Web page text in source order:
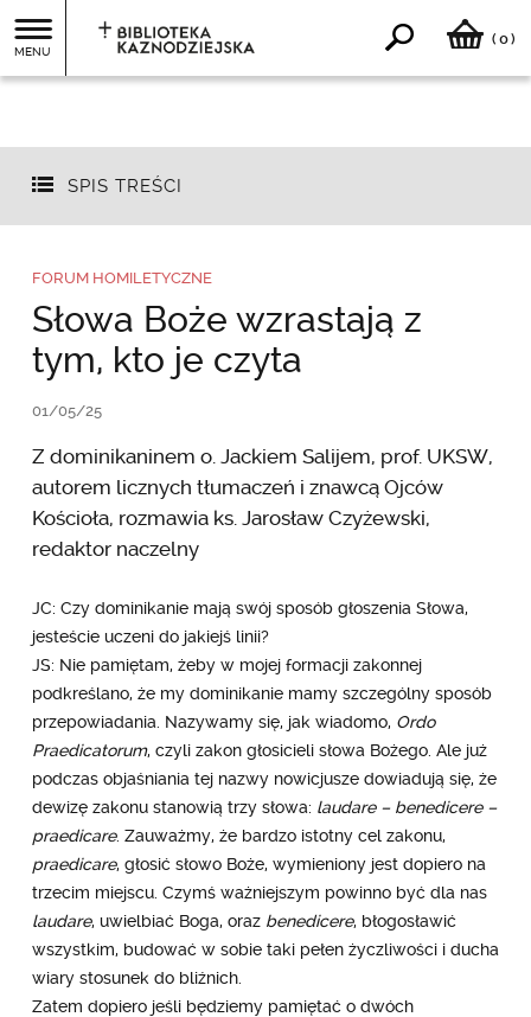
MENU
( 0)
SPIS TREŚCI
FORUM HOMILETYCZNE
Słowa Boże wzrastają z
tym, kto je czyta
01/05/25
Z dominikaninem o. Jackiem Salijem, prof. UKSW,
autorem licznych tłumaczeń i znawcą Ojców
Kościoła, rozmawia ks. Jarosław Czyżewski,
redaktor naczelny
JC: Czy dominikanie mają swój sposób głoszenia Słowa,
jesteście uczeni do jakiejś linii?
JS: Nie pamiętam, żeby w mojej formacji zakonnej
podkreślano, że my dominikanie mamy szczególny sposób
przepowiadania. Nazywamy się, jak wiadomo, Ordo
Praedicatorum, czyli zakon głosicieli słowa Bożego. Ale już
podczas objaśniania tej nazwy nowicjusze dowiadują się, że
dewizę zakonu stanowią trzy słowa: laudare – benedicere –
praedicare. Zauważmy, że bardzo istotny cel zakonu,
praedicare, głosić słowo Boże, wymieniony jest dopiero na
trzecim miejscu. Czymś ważniejszym powinno być dla nas
laudare, uwielbiać Boga, oraz benedicere, błogosławić
wszystkim, budować w sobie taki pełen życzliwości i ducha
wiary stosunek do bliźnich.
Zatem dopiero jeśli będziemy pamiętać o dwóch